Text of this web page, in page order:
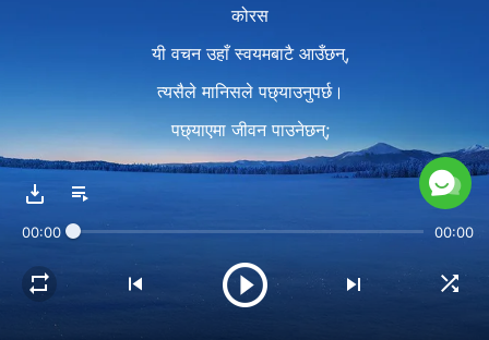
कोरस
यी वचन उहाँ स्वयमबाटै आउँछन्,
त्यसैले मानिसले पछ्याउनुपर्छ।
पछ्याएमा जीवन पाउनेछन्;
नपछ्याए, अभ्यास नगरे,
अन्त्य
00:00 00:00